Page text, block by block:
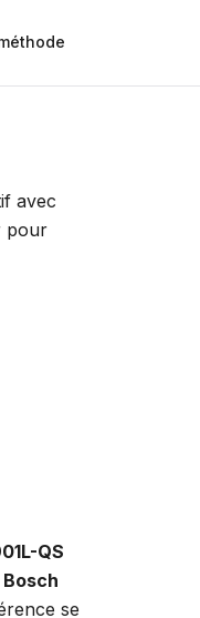
avec
pour
QS
Bosch
se